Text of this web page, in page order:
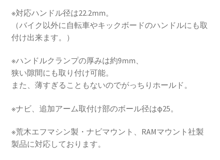
ー
[バ
イ
自
転
車,
ク
ボ
※対応ハンドル径は22.2mm。
（バイク以外に自転車やキックボードのハンドルにも取
付け出来ます。）
※ハンドルクランプの厚みは約9mm、
狭い隙間にも取り付け可能。
また、薄すぎることもないのでがっちりホールド。
※ナビ、追加アーム取付け部のボール径はφ25。
※荒木エフマシン製・ナビマウント、RAMマウント社製
製品に対応しております。